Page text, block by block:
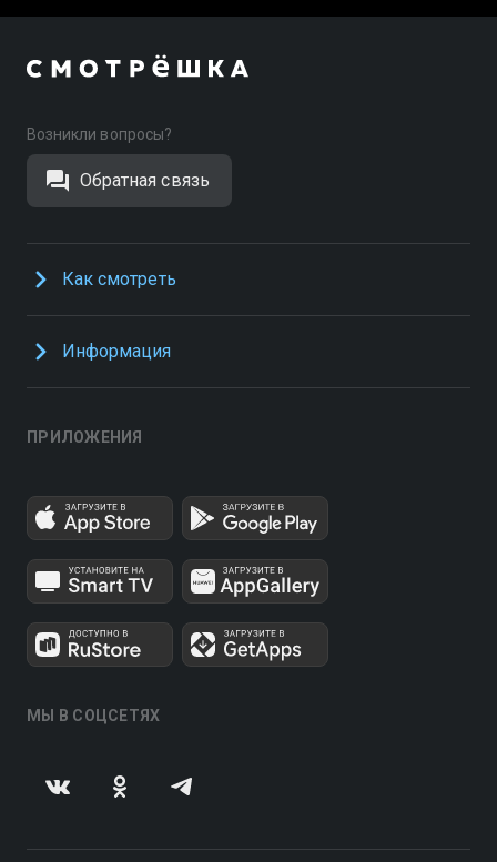
Возникли вопросы?
Обратная связь
Как смотреть
Информация
ПРИЛОЖЕНИЯ
МЫ В СОЦСЕТЯХ